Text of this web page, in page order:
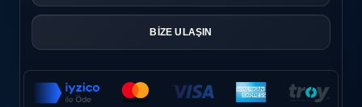
BİZE ULAŞIN